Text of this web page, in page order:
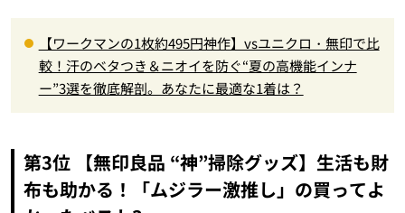
【ワークマンの1枚約495円神作】vsユニクロ・無印で比
較！汗のベタつき＆ニオイを防ぐ“夏の高機能インナ
ー”3選を徹底解剖。あなたに最適な1着は？
第3位 【無印良品 “神”掃除グッズ】生活も財
布も助かる！「ムジラー激推し」の買ってよ